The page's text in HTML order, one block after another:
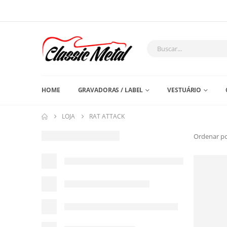
HOME GRAVADORAS / LABEL VESTUÁRIO
LOJA RAT ATTACK
Ordenar